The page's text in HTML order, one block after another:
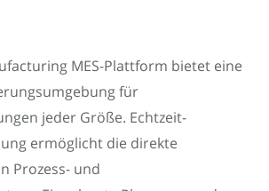
MES-Plattform bietet eine
für
jeder Größe. Echtzeit-
ermöglicht die direkte
Prozess- und